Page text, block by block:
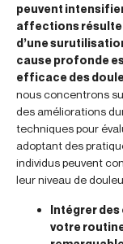
peuvent
affections
d’une
cause profonde
efficace des
nous concentrons
des améliorations
techniques pour
adoptant des
individus peuvent
leur niveau de
Intégrer des
votre